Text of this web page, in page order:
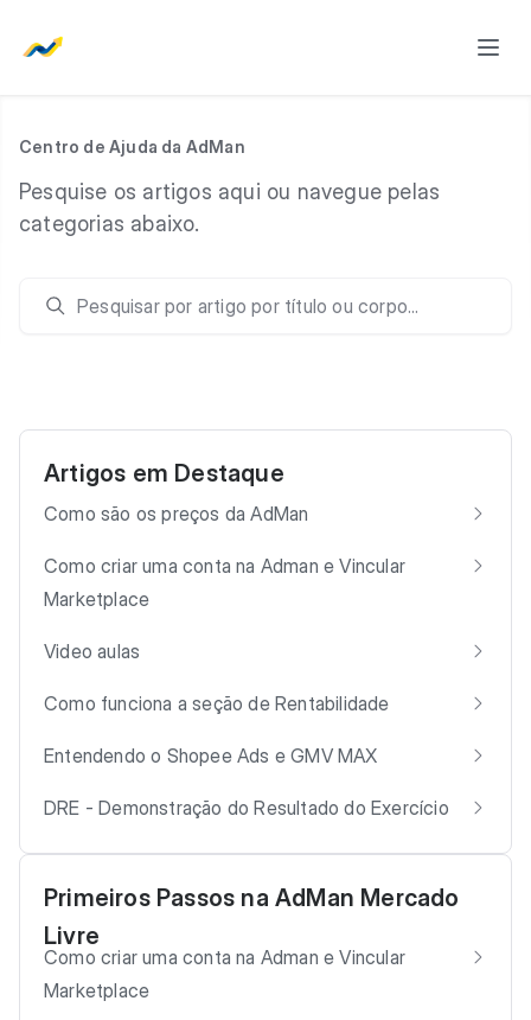
Centro de Ajuda da AdMan
Pesquise os artigos aqui ou navegue pelas
categorias abaixo.
Artigos em Destaque
Como são os preços da AdMan
Como criar uma conta na Adman e Vincular
Marketplace
Video aulas
Como funciona a seção de Rentabilidade
Entendendo o Shopee Ads e GMV MAX
DRE - Demonstração do Resultado do Exercício
Primeiros Passos na AdMan Mercado
Livre
Como criar uma conta na Adman e Vincular
Marketplace